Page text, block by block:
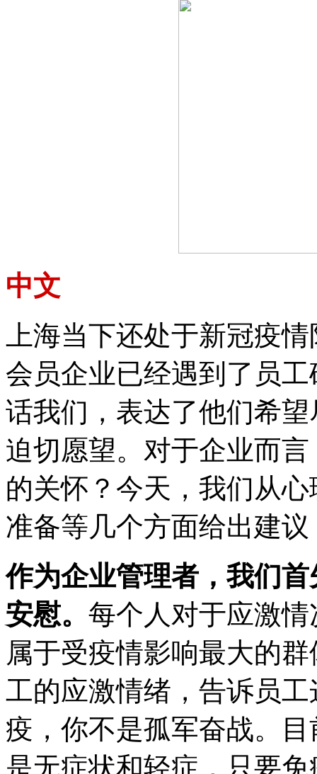
中文
上海当下还处于新冠疫
会员企业已经遇到了员
话我们，表达了他们希
迫切愿望。对于企业而
的关怀？今天，我们从
准备等几个方面给出建
作为企业管理者，我们
安慰。 每个人对于应激
属于受疫情影响最大的
工的应激情绪，告诉员
疫，你不是孤军奋战。
是无症状和轻症，只要